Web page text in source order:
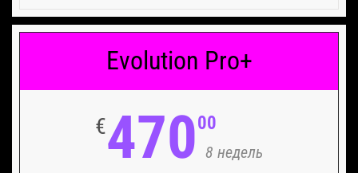
Evolution Pro+
€47000
8 недель